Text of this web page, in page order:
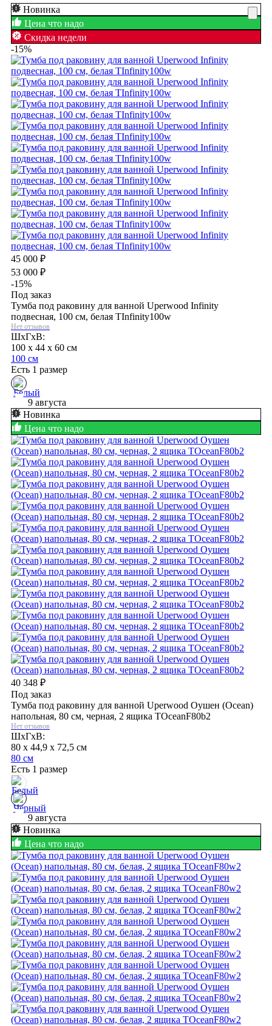
Новинка
Цена что надо
Скидка недели
-15%
45 000 ₽
53 000 ₽
-15%
Под заказ
Тумба под раковину для ванной Uperwood Infinity
подвесная, 100 см, белая TInfinity100w
Нет отзывов
ШхГхВ:
100 x 44 x 60 см
100 см
Есть 1 размер
9 августа
Новинка
Цена что надо
40 348 ₽
Под заказ
Тумба под раковину для ванной Uperwood Оушен (Ocean)
напольная, 80 см, черная, 2 ящика TOceanF80b2
Нет отзывов
ШхГхВ:
80 x 44,9 x 72,5 см
80 см
Есть 1 размер
9 августа
Новинка
Цена что надо